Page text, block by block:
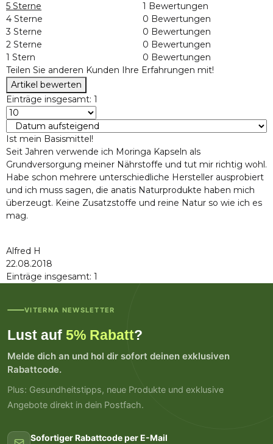
5 Sterne
1 Bewertungen
4 Sterne
0 Bewertungen
3 Sterne
0 Bewertungen
2 Sterne
0 Bewertungen
1 Stern
0 Bewertungen
Teilen Sie anderen Kunden Ihre Erfahrungen mit!
Artikel bewerten
Einträge insgesamt: 1
Ist mein Basismittel!
Seit Jahren verwende ich Moringa Kapseln als
Grundversorgung meiner Nährstoffe und tut mir richtig wohl.
Habe schon mehrere unterschiedliche Hersteller ausprobiert
und ich muss sagen, die anatis Naturprodukte haben mich
überzeugt. Keine Zusatzstoffe und reine Natur so wie ich es
mag.
Alfred H
22.08.2018
Einträge insgesamt: 1
VITERNA NEWSLETTER
Lust auf 5% Rabatt?
Melde dich an und hol dir sofort deinen exklusiven
Rabattcode.
Plus: Gesundheitstipps, neue Produkte und exklusive
Angebote direkt in dein Postfach.
Sofortiger Rabattcode per E-Mail